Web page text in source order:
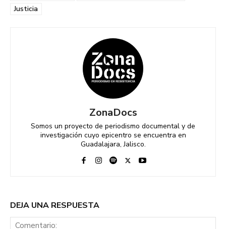
Justicia
ZonaDocs
Somos un proyecto de periodismo documental y de
investigación cuyo epicentro se encuentra en
Guadalajara, Jalisco.
DEJA UNA RESPUESTA